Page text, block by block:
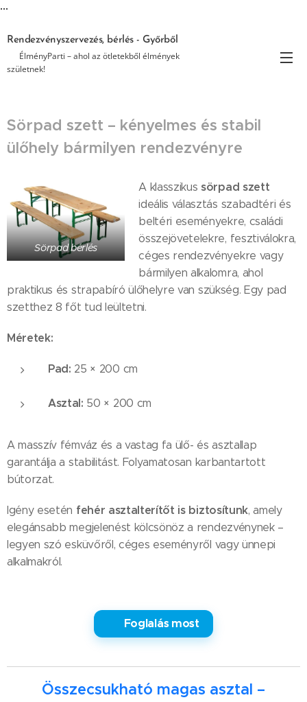
...
Rendezvényszervezés, bérlés - Győrből
🎉 ÉlményParti – ahol az ötletekből élmények
születnek!
Sörpad szett – kényelmes és stabil
ülőhely bármilyen rendezvényre
Sörpad bérlés
A klasszikussörpad szett
ideális választás szabadtéri és
beltéri eseményekre, családi
összejövetelekre, fesztiválokra,
céges rendezvényekre vagy
bármilyen alkalomra, ahol
praktikus és strapabíró ülőhelyre van szükség. Egy pad
szetthez 8 főt tud leültetni.
Méretek:
Pad: 25 × 200 cm
Asztal: 50 × 200 cm
A masszív fémváz és a vastag fa ülő- és asztallap
garantálja a stabilitást. Folyamatosan karbantartott
bútorzat.
Igény esetén fehér asztalterítőt is biztosítunk, amely
elegánsabb megjelenést kölcsönöz a rendezvénynek –
legyen szó esküvőről, céges eseményről vagy ünnepi
alkalmakról.
✅ Foglalás most
Összecsukható magas asztal –